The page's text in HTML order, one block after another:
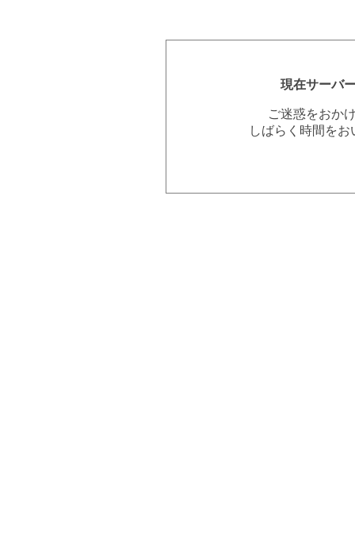
現在サーバ
ご迷惑をおか
しばらく時間を